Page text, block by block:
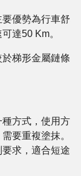
優勢為行車舒
達50 Km。
梯形金屬鏈條
方式，使用方
要重複塗抹。
求，適合短途